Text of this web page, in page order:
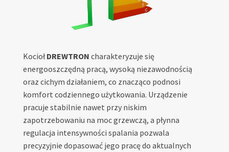
KociołDREWTRON charakteryzuje się
energooszczędną pracą, wysoką niezawodnością
oraz cichym działaniem, co znacząco podnosi
komfort codziennego użytkowania. Urządzenie
pracuje stabilnie nawet przy niskim
zapotrzebowaniu na moc grzewczą, a płynna
regulacja intensywności spalania pozwala
precyzyjnie dopasować jego pracę do aktualnych